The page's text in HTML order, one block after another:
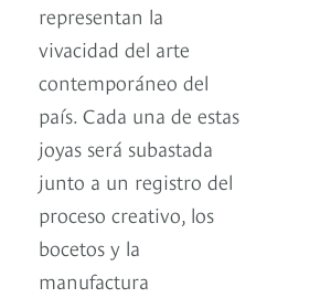
representan la
vivacidad del arte
contemporáneo del
país. Cada una de estas
joyas será subastada
junto a un registro del
proceso creativo, los
bocetos y la
manufactura